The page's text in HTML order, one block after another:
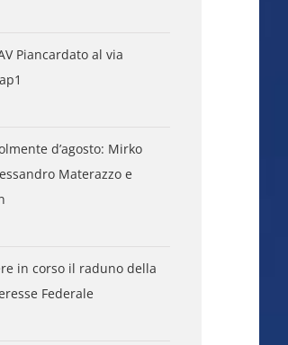
Piancardato al via
d’agosto: Mirko
Materazzo e
in corso il raduno della
Federale